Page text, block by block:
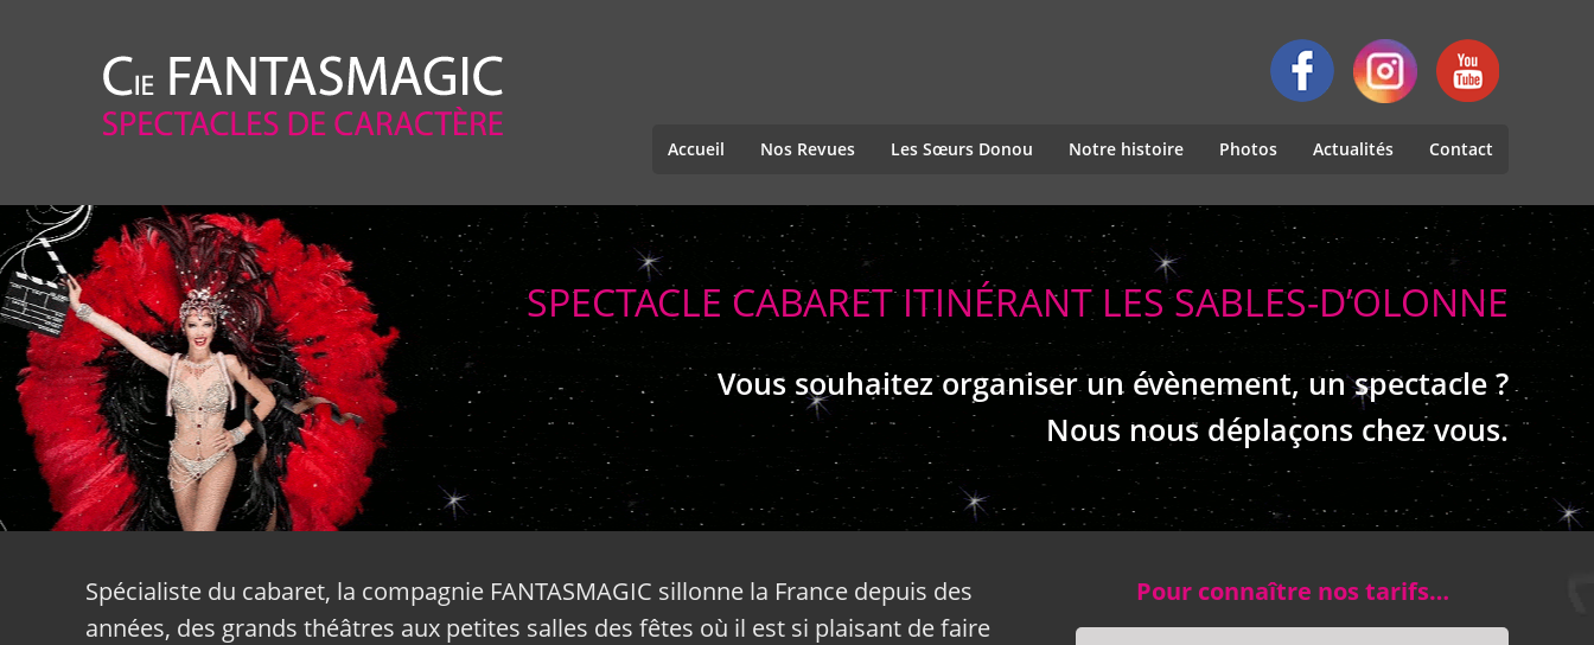
Accueil Nos Revues Les Sœurs Donou Notre histoire Photos Actualités Contact
SPECTACLE CABARET ITINÉRANT LES SABLES-D’OLONNE
Vous souhaitez organiser un évènement, un spectacle ?
Nous nous déplaçons chez vous.
Spécialiste du cabaret, la compagnie FANTASMAGIC sillonne la France depuis des
années, des grands théâtres aux petites salles des fêtes où il est si plaisant de faire
Pour connaître nos tarifs…